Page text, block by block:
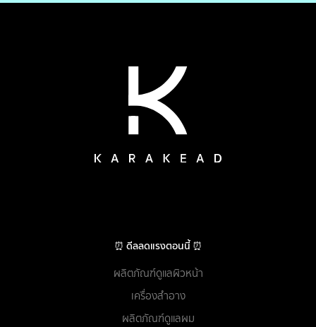
⏰ ดีลลดแรงตอนนี้ ⏰
ผลิตภัณฑ์ดูแลผิวหน้า
เครื่องสำอาง
ผลิตภัณฑ์ดูแลผม